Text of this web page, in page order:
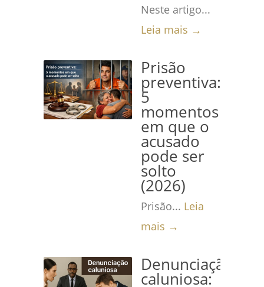
Neste artigo...
Leia mais →
Prisão
preventiva:
5
momentos
em que o
acusado
pode ser
solto
(2026)
Prisão... Leia
mais →
Denunciação
caluniosa: